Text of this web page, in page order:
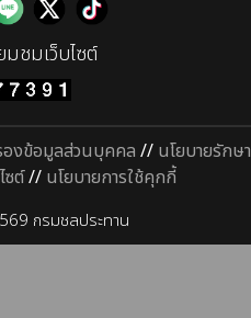
ชมเว็บไซต์
งข้อมูลส่วนบุคคล // นโยบายรักษา
ซต์// นโยบายการใช้คุกกี้
กรมชลประทาน